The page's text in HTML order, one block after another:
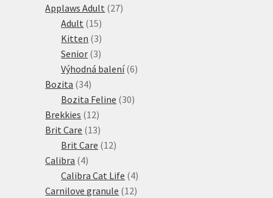
Applaws Adult 2727
Adult 1515
produktů
Kitten 33
produkty
Senior 33
produkty
Výhodná balení 66
Bozita 3434
produktů
Bozita Feline 3030
Brekkies 1212
produktů
Brit Care 1313
produktů
Brit Care 1212
Calibra 44
produkty
Calibra Cat Life 44
produkty
Carnilove granule 1212